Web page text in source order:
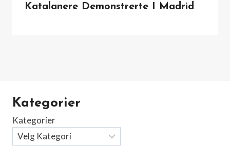
Katalanere Demonstrerte I Madrid
Kategorier
Kategorier